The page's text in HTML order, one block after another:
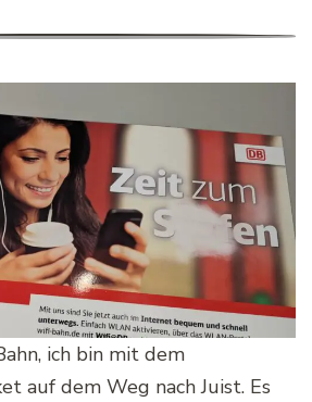
ich bin mit dem
auf dem Weg nach Juist. Es